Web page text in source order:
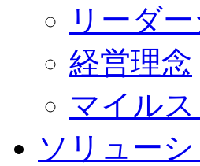
リーダ
経営理念
マイル
ソリュー